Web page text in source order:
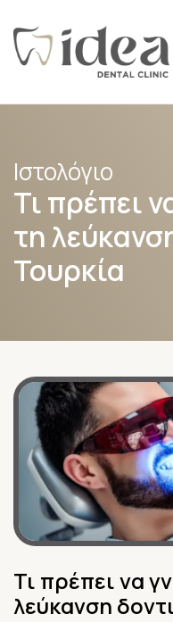
Ιστολόγιο
Τι πρέπει
τη
Τουρκία
Τι πρέπει να
λεύκανση